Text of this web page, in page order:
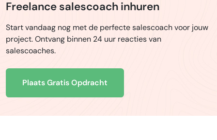
Freelance salescoach inhuren
Start vandaag nog met de perfecte salescoach voor jouw
project. Ontvang binnen 24 uur reacties van
salescoaches.
Plaats Gratis Opdracht